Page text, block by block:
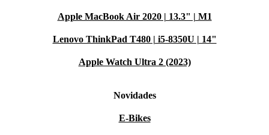
Apple MacBook Air 2020 | 13.3" | M1
Lenovo ThinkPad T480 | i5-8350U | 14"
Apple Watch Ultra 2 (2023)
Novidades
E-Bikes